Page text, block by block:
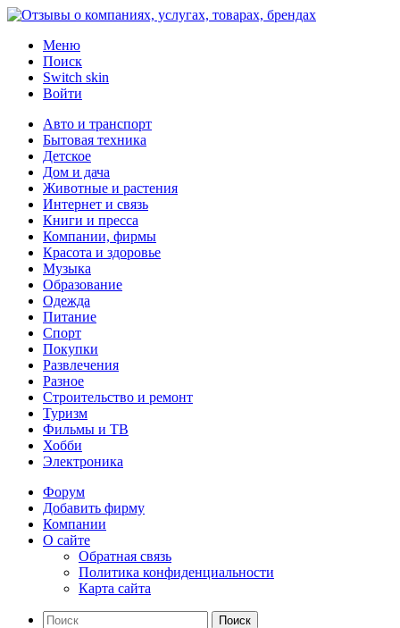
Меню
Поиск
Switch skin
Войти
Авто и транспорт
Бытовая техника
Детское
Дом и дача
Животные и растения
Интернет и связь
Книги и пресса
Компании, фирмы
Красота и здоровье
Музыка
Образование
Одежда
Питание
Спорт
Покупки
Развлечения
Разное
Строительство и ремонт
Туризм
Фильмы и ТВ
Хобби
Электроника
Форум
Добавить фирму
Компании
О сайте
Обратная связь
Политика конфиденциальности
Карта сайта
Поиск